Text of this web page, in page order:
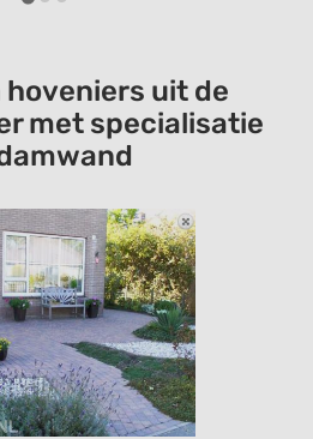
uit de
met specialisatie